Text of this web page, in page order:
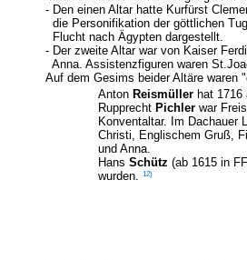
- Den einen Altar hatte Kurfürst
die Personifikation der göttlichen
Flucht nach Ägypten dargestellt.
- Der zweite Altar war von Kaiser
Anna. Assistenzfiguren waren
Auf dem Gesims beider Altäre waren
Anton Reismüllerhat 1716
Rupprecht Pichlerwar
Konventaltar. Im Dachauer
Christi, Englischem Gruß,
und Anna.
Hans Schütz (ab 1615 in
wurden.
12)